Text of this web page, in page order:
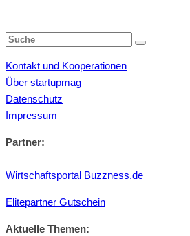
Kontakt und Kooperationen
Über startupmag
Datenschutz
Impressum
Partner:
Wirtschaftsportal Buzzness.de
Elitepartner Gutschein
Aktuelle Themen: